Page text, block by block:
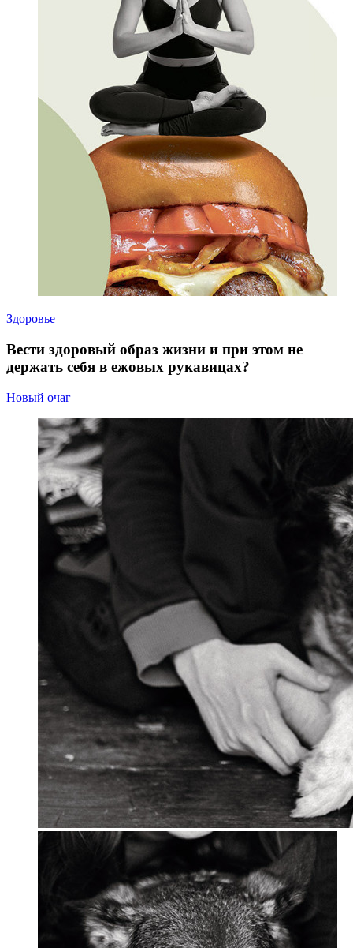
Здоровье
Вести здоровый образ жизни и при этом не
держать себя в ежовых рукавицах?
Новый очаг